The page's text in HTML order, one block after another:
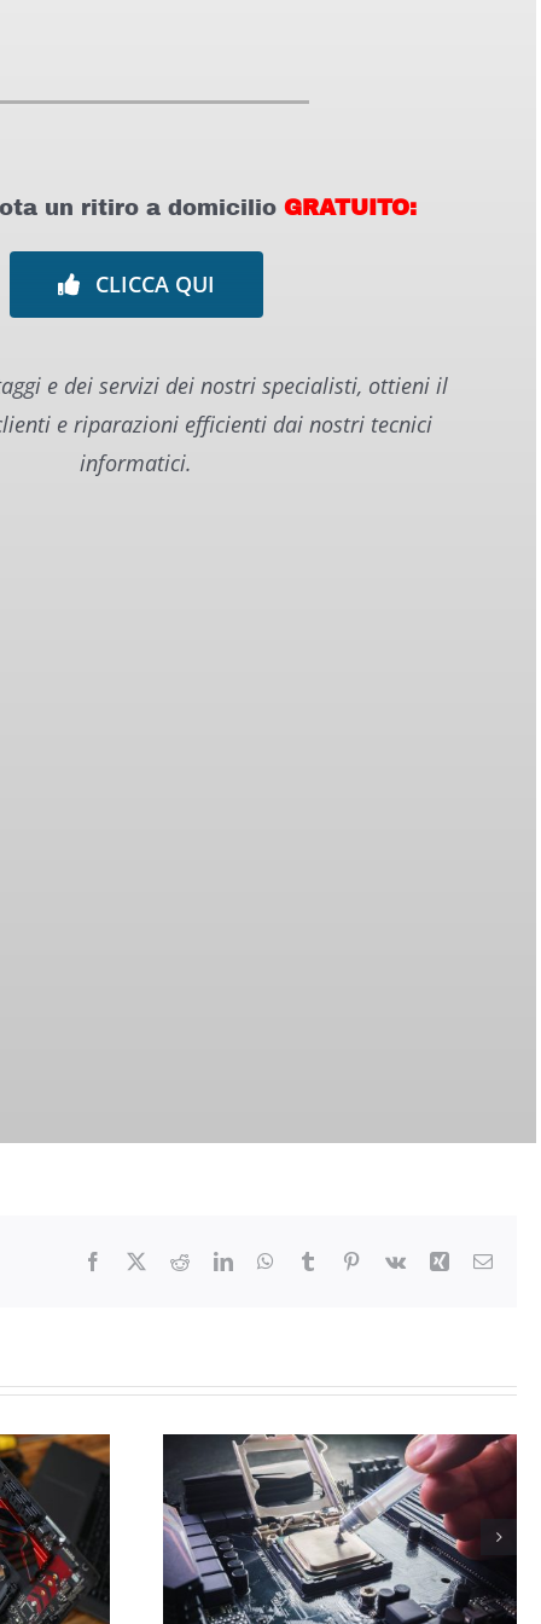
un ritiro a domicilio GRATUITO:
CLICCA QUI
e dei servizi dei nostri specialisti, ottieni il
e riparazioni efficienti dai nostri tecnici
informatici.
Facebook RedditLinkedInWhatsApp
Tumblr Pinterest
Vk Xing Email
– Scheda Madre
Software